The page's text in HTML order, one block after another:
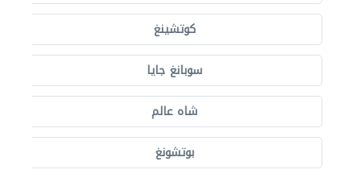
كوتشينغ
سوبانغ جايا
شاه عالم
بوتشونغ